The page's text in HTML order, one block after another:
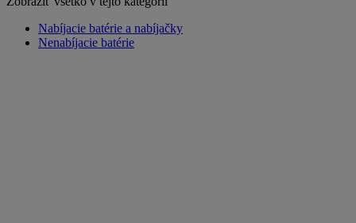
Nabíjacie batérie a nabíjačky
Nenabíjacie batérie